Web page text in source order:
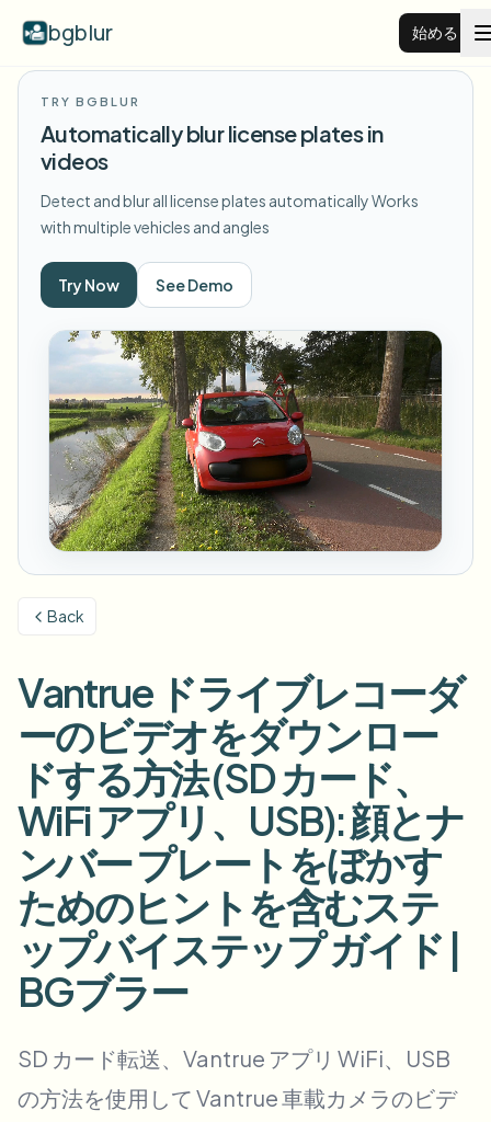
bgblur 始める
サンプルライブラリ全体を閲覧する
顔をぼかす
ナンバープレートをぼかす
背景をぼかす
何でもぼかす
GDPRコンプライアンスぼかし
ストリートインタビューぼかし
ゲーム＆配信ぼかし
機能
View all features
Browse every blur tool in one place
ナンバープレートをぼかす
顔をぼかす
AI Video Object Remover
写真の顔をオンラインでぼかす
顔の匿名化
ボイスアノニマイザー
顔交換 - 画像
顔交換 - 動画
ビデオインテリジェンス
エンタープライズ
学校・教育
キャンパスカメラ、講義、地区の一括プライバシー
メディア・エンターテインメント
試写、リリース、コンプライアンス
小売・EC
医療
クリニックと患者向けビデオガバナンス
公共部門
FOIA、安全な開示、編集
一括顔の匿名化
大量バッチ、保持、SLA
一括ナンバープレートぼかし
フリート、ドライブレコーダー、駐車場を大規模に
一括顔ぼかし
何でもぼかす
企業ゾーン、ポリシー、レビュー
リソース
FAQ
ブログ
Whitepapers
ツール
カテゴリ
製品
Choose language
TRY BGBLUR
Automatically blur license plates in
videos
Detect and blur all license plates automaticallyWorks
with multiple vehicles and angles
Try Now See Demo
Back
Vantrue ドライブレコーダ
ーのビデオをダウンロー
ドする方法 (SD カード、
WiFi アプリ、USB): 顔とナ
ンバー プレートをぼかす
ためのヒントを含むステ
ップバイステップ ガイド |
BGブラー
SD カード転送、Vantrue アプリ WiFi、USB
の方法を使用して Vantrue 車載カメラのビデ